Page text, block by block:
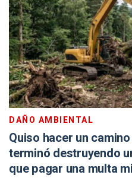
DAÑO AMBIENTAL
Quiso hacer un
terminó destruyendo
que pagar una multa